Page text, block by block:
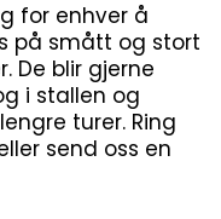
for enhver å
på smått og stort
De blir gjerne
i stallen og
turer. Ring
send oss en